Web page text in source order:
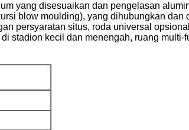
yang disesuaikan dan pengelasan
blow moulding), yang dihubungkan
persyaratan situs, roda universal
stadion kecil dan menengah, ruang